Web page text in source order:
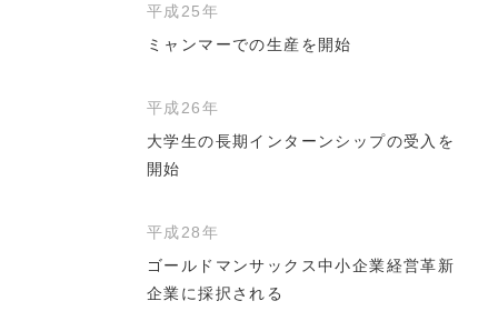
平成25年
ミャンマーでの生産を開始
平成26年
大学生の長期インターンシップの受入を
開始
平成28年
ゴールドマンサックス中小企業経営革新
企業に採択される